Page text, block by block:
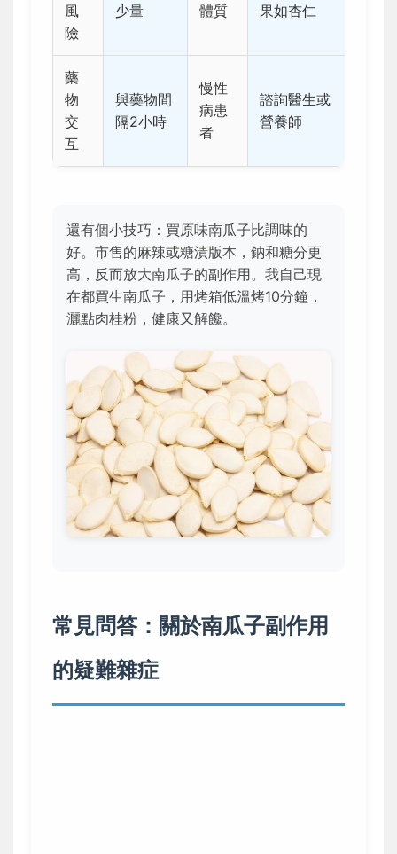
風
險
少量
體質
果如杏仁
藥
物
交
互
與藥物間
隔2小時
慢性
病患
者
諮詢醫生或
營養師
還有個小技巧：買原味南瓜子比調味的
好。市售的麻辣或糖漬版本，鈉和糖分更
高，反而放大南瓜子的副作用。我自己現
在都買生南瓜子，用烤箱低溫烤10分鐘，
灑點肉桂粉，健康又解饞。
常見問答：關於南瓜子副作用
的疑難雜症